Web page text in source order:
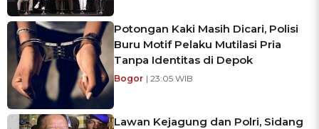
Potongan Kaki Masih Dicari, Polisi
Buru Motif Pelaku Mutilasi Pria
Tanpa Identitas di Depok
Bogor | 23:05 WIB
Lawan Kejagung dan Polri, Sidang